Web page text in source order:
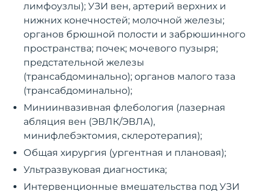
Участие в ассоциациях
«Союз хирургов Киева и Киевской области»;
Член Европейского Общества Сосудистых
Хирургов (ESVS).
лимфоузлы); УЗИ вен, артерий верхних и
нижних конечностей; молочной железы;
органов брюшной полости и забрюшинного
пространства; почек; мочевого пузыря;
предстательной железы
(трансабдоминально); органов малого таза
(трансабдоминально);
Миниинвазивная флебология (лазерная
абляция вен (ЭВЛК/ЭВЛА),
минифлебэктомия, склеротерапия);
Общая хирургия (ургентная и плановая);
Ультразвуковая диагностика;
Интервенционные вмешательства под УЗИ